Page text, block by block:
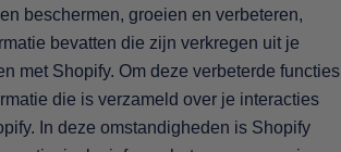
beschermen, groeien en verbeteren,
bevatten die zijn verkregen uit je
met Shopify. Om deze verbeterde functies
die is verzameld over je interacties
In deze omstandigheden is Shopify